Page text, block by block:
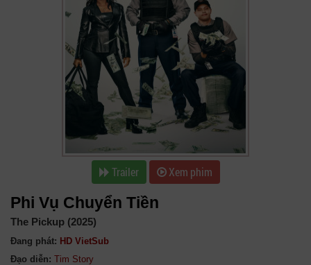
Trailer Xem phim
Phi Vụ Chuyển Tiền
The Pickup (2025)
Đang phát: HD VietSub
Đạo diễn: Tim Story